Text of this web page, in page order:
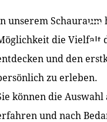
unserem Schauraum
die Vielfalt
und den
zu erleben.
können die Auswahl
und nach